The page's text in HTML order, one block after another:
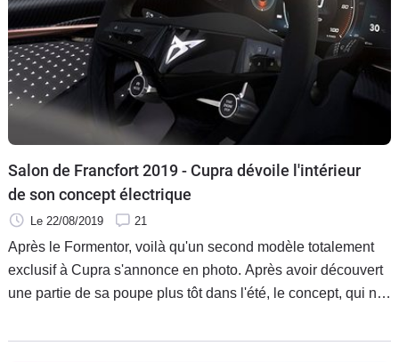
Salon de Francfort 2019 - Cupra dévoile l'intérieur
de son concept électrique
Le 22/08/2019 21
Après le Formentor, voilà qu'un second modèle totalement
exclusif à Cupra s'annonce en photo. Après avoir découvert
une partie de sa poupe plus tôt dans l'été, le concept, qui n'a